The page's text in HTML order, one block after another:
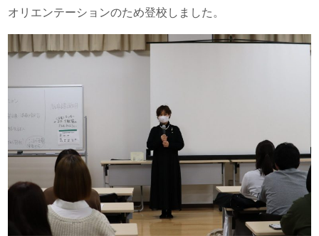
オリエンテーションのため登校しました。